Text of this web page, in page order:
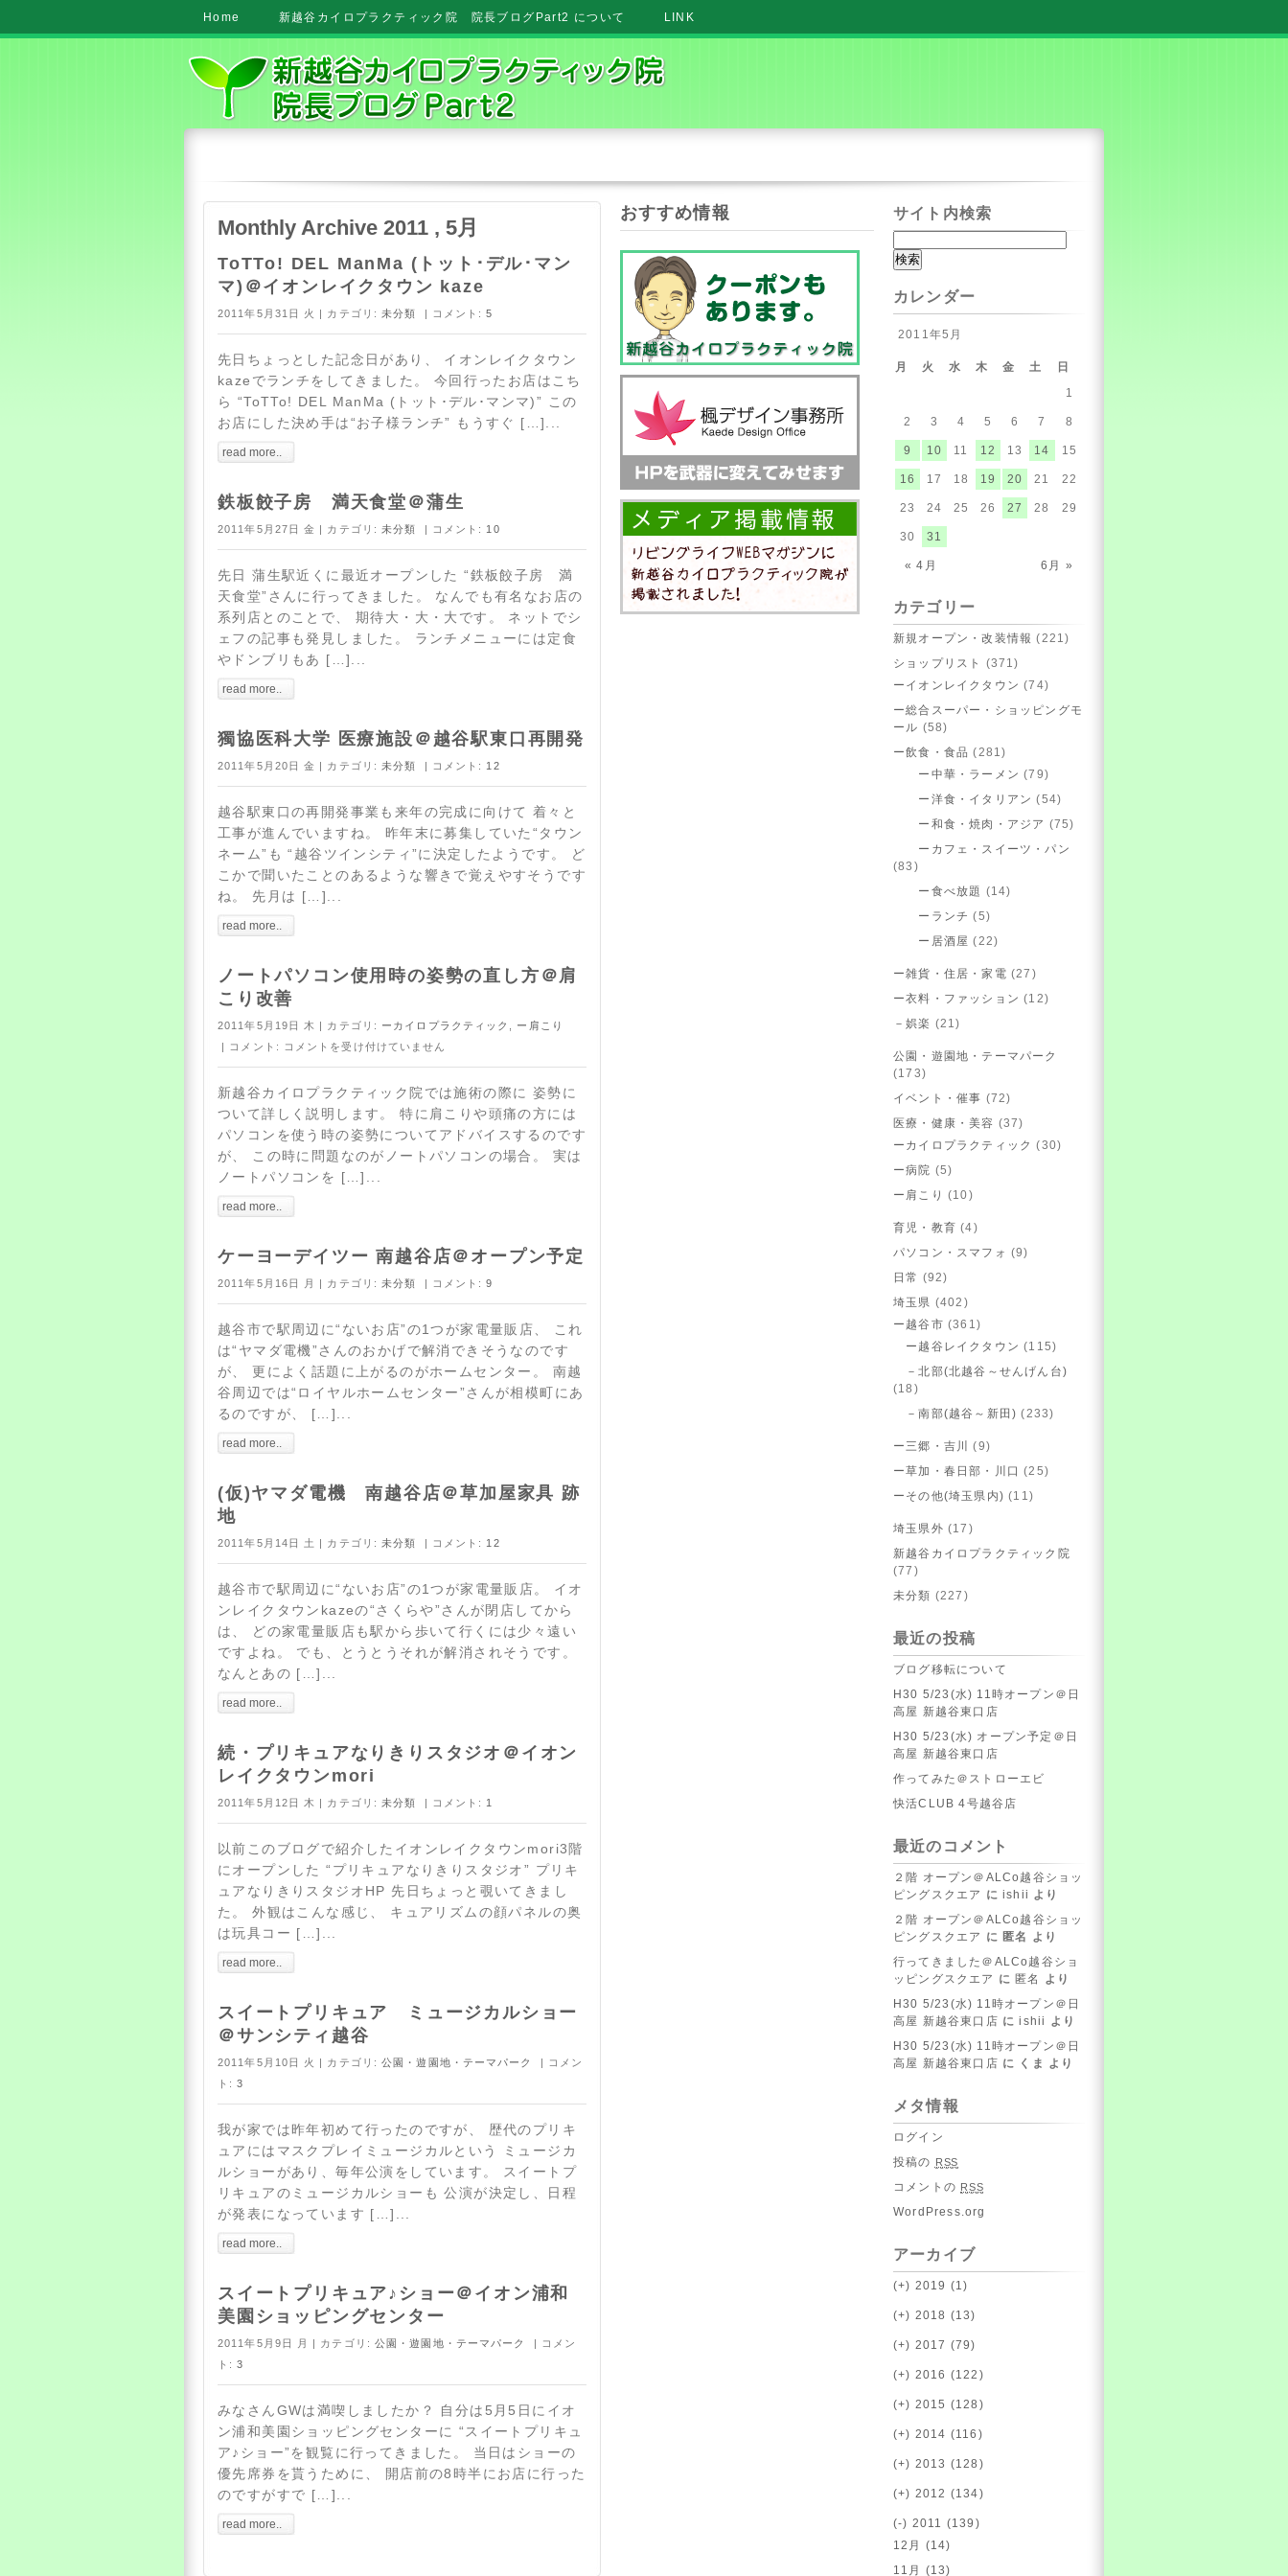
Home 新越谷カイロプラクティック院 院長ブログPart2 について LINK
Monthly Archive 2011 , 5月
ToTTo! DEL ManMa (トット･デル･マン
マ)＠イオンレイクタウン kaze
2011年5月31日 火 | カテゴリ:未分類 | コメント:5
先日ちょっとした記念日があり、 イオンレイクタウン
kazeでランチをしてきました。 今回行ったお店はこち
ら “ToTTo! DEL ManMa (トット･デル･マンマ)” この
お店にした決め手は“お子様ランチ” もうすぐ […]...
read more..
鉄板餃子房 満天食堂＠蒲生
2011年5月27日 金 | カテゴリ:未分類 | コメント: 10
先日 蒲生駅近くに最近オープンした “鉄板餃子房 満
天食堂”さんに行ってきました。 なんでも有名なお店の
系列店とのことで、 期待大・大・大です。 ネットでシ
ェフの記事も発見しました。 ランチメニューには定食
やドンブリもあ […]...
read more..
獨協医科大学 医療施設＠越谷駅東口再開発
2011年5月20日 金 | カテゴリ:未分類 | コメント: 12
越谷駅東口の再開発事業も来年の完成に向けて 着々と
工事が進んでいますね。 昨年末に募集していた“タウン
ネーム”も “越谷ツインシティ”に決定したようです。 ど
こかで聞いたことのあるような響きで覚えやすそうです
ね。 先月は […]...
read more..
ノートパソコン使用時の姿勢の直し方＠肩
こり改善
2011年5月19日 木 | カテゴリ: ーカイロプラクティック
ー肩こり
| コメント:
コメントを受け付けていません
新越谷カイロプラクティック院では施術の際に 姿勢に
ついて詳しく説明します。 特に肩こりや頭痛の方には
パソコンを使う時の姿勢についてアドバイスするのです
が、 この時に問題なのがノートパソコンの場合。 実は
ノートパソコンを […]...
read more..
ケーヨーデイツー 南越谷店＠オープン予定
2011年5月16日 月 | カテゴリ:未分類 | コメント:9
越谷市で駅周辺に“ないお店”の1つが家電量販店、 これ
は“ヤマダ電機”さんのおかげで解消できそうなのです
が、 更によく話題に上がるのがホームセンター。 南越
谷周辺では“ロイヤルホームセンター”さんが相模町にあ
るのですが、 […]...
read more..
(仮)ヤマダ電機 南越谷店＠草加屋家具 跡
地
2011年5月14日 土 | カテゴリ:未分類 | コメント: 12
越谷市で駅周辺に“ないお店”の1つが家電量販店。 イオ
ンレイクタウンkazeの“さくらや”さんが閉店してから
は、 どの家電量販店も駅から歩いて行くには少々遠い
ですよね。 でも、とうとうそれが解消されそうです。
なんとあの […]...
read more..
続・プリキュアなりきりスタジオ＠イオン
レイクタウンmori
2011年5月12日 木 | カテゴリ:未分類 | コメント: 1
以前このブログで紹介したイオンレイクタウンmori3階
にオープンした “プリキュアなりきりスタジオ” プリキ
ュアなりきりスタジオHP 先日ちょっと覗いてきまし
た。 外観はこんな感じ、 キュアリズムの顔パネルの奥
は玩具コー […]...
read more..
スイートプリキュア ミュージカルショー
＠サンシティ越谷
2011年5月10日 火 | カテゴリ:公園・遊園地・テーマパーク
| コメン
ト:3
我が家では昨年初めて行ったのですが、 歴代のプリキ
ュアにはマスクプレイミュージカルという ミュージカ
ルショーがあり、毎年公演をしています。 スイートプ
リキュアのミュージカルショーも 公演が決定し、日程
が発表になっています […]...
read more..
スイートプリキュア♪ショー＠イオン浦和
美園ショッピングセンター
2011年5月9日 月 | カテゴリ: 公園・遊園地・テーマパーク
| コメン
ト:3
みなさんGWは満喫しましたか？ 自分は5月5日にイオ
ン浦和美園ショッピングセンターに “スイートプリキュ
ア♪ショー”を観覧に行ってきました。 当日はショーの
優先席券を貰うために、 開店前の8時半にお店に行った
のですがすで […]...
read more..
おすすめ情報 サイト内検索
カレンダー
2011年5月
月 火 水 木 金 土 日
« 4月 6月 »
1
2 3 4 5 6 7 8
9 10 11 12 13 14 15
16 17 18 19 20 21 22
23 24 25 26 27 28 29
30 31
カテゴリー
新規オープン・改装情報 (221)
ショップリスト
(371)
ーイオンレイクタウン (74)
ー総合スーパー・ショッピングモ
ール (58)
ー飲食・食品 (281)
ー中華・ラーメン (79)
ー洋食・イタリアン (54)
ー和食・焼肉・アジア (75)
ーカフェ・スイーツ・パン
(83)
ー食べ放題 (14)
ーランチ (5)
ー居酒屋 (22)
ー雑貨・住居・家電 (27)
ー衣料・ファッション (12)
－娯楽 (21)
公園・遊園地・テーマパーク
(173)
イベント・催事 (72)
医療・健康・美容 (37)
ーカイロプラクティック (30)
ー病院 (5)
ー肩こり (10)
育児・教育 (4)
パソコン・スマフォ (9)
日常 (92)
埼玉県 (402)
ー越谷市 (361)
ー越谷レイクタウン (115)
－北部(北越谷～せんげん台)
(18)
－南部(越谷～新田) (233)
ー三郷・吉川
(9)
ー草加・春日部・川口 (25)
ーその他(埼玉県内) (11)
埼玉県外 (17)
新越谷カイロプラクティック院
(77)
未分類 (227)
最近の投稿
ブログ移転について
H30 5/23(水) 11時オープン＠日
高屋 新越谷東口店
H30 5/23(水) オープン予定＠日
高屋 新越谷東口店
作ってみた＠ストローエビ
快活CLUB 4号越谷店
最近のコメント
２階 オープン＠ALCo越谷ショッ
ピングスクエア にishii より
２階 オープン＠ALCo越谷ショッ
ピングスクエア に 匿名 より
行ってきました＠ALCo越谷ショ
ッピングスクエア に 匿名
より
H30 5/23(水) 11時オープン＠日
高屋 新越谷東口店 にishii より
H30 5/23(水) 11時オープン＠日
高屋 新越谷東口店 に くま より
メタ情報
ログイン
投稿の RSS
コメントの RSS
WordPress.org
アーカイブ
(+) 2019 (1)
(+) 2018 (13)
(+) 2017 (79)
(+) 2016 (122)
(+) 2015 (128)
(+) 2014 (116)
(+) 2013 (128)
(+) 2012 (134)
(-) 2011 (139)
12月 (14)
11月 (13)